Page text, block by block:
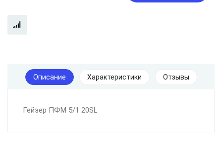
Описание Характеристики Отзывы
Гейзер ПФМ 5/1 20SL